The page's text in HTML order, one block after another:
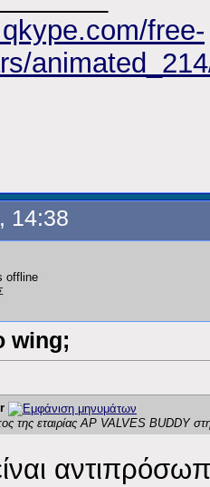
free-
14:38
wing;
της εταιρίας AP VALVES BUDDY